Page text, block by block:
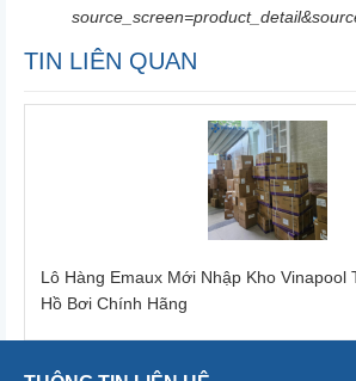
TIN LIÊN QUAN
Lô Hàng Emaux Mới Nhập Kho Vinapool
Hồ Bơi Chính Hãng